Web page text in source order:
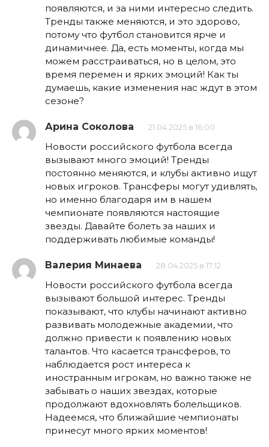
появляются, и за ними интересно следить.
Тренды также меняются, и это здорово,
потому что футбол становится ярче и
динамичнее. Да, есть моменты, когда мы
можем расстраиваться, но в целом, это
время перемен и ярких эмоций! Как ты
думаешь, какие изменения нас ждут в этом
сезоне?
Арина Соколова 21.04.2025 в 16:00
Новости российского футбола всегда
вызывают много эмоций! Тренды
постоянно меняются, и клубы активно ищут
новых игроков. Трансферы могут удивлять,
но именно благодаря им в нашем
чемпионате появляются настоящие
звезды. Давайте болеть за наших и
поддерживать любимые команды!
Валерия Минаева 28.04.2025 в 17:12
Новости российского футбола всегда
вызывают большой интерес. Тренды
показывают, что клубы начинают активно
развивать молодежные академии, что
должно привести к появлению новых
талантов. Что касается трансферов, то
наблюдается рост интереса к
иностранным игрокам, но важно также не
забывать о наших звездах, которые
продолжают вдохновлять болельщиков.
Надеемся, что ближайшие чемпионаты
принесут много ярких моментов!